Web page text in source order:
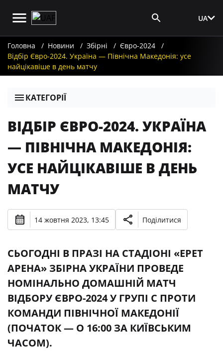
UA
Головна Новини Збірні
Євро-2024
Відбір Євро-2024. Україна — Північна Македонія: усе
найцікавіше в день матчу
КАТЕГОРІЇ
ВІДБІР ЄВРО-2024. УКРАЇНА
— ПІВНІЧНА МАКЕДОНІЯ:
УСЕ НАЙЦІКАВІШЕ В ДЕНЬ
МАТЧУ
14 жовтня 2023, 13:45 Поділитися
СЬОГОДНІ В ПРАЗІ НА СТАДІОНІ «EPET
АРЕНА» ЗБІРНА УКРАЇНИ ПРОВЕДЕ
НОМІНАЛЬНО ДОМАШНІЙ МАТЧ
ВІДБОРУ ЄВРО-2024 У ГРУПІ С ПРОТИ
КОМАНДИ ПІВНІЧНОЇ МАКЕДОНІЇ
(ПОЧАТОК — О 16:00 ЗА КИЇВСЬКИМ
ЧАСОМ).